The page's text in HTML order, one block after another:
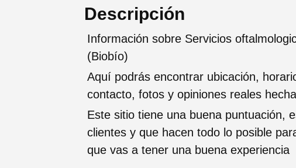
Descripción
Información sobre Servicios
(Biobío)
Aquí podrás encontrar ubicación,
contacto, fotos y opiniones reales
Este sitio tiene una buena puntuación,
clientes y que hacen todo lo posible
que vas a tener una buena experiencia